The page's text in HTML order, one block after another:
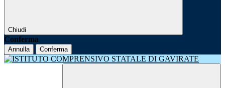
Chiudi
Conferma
Annulla Conferma